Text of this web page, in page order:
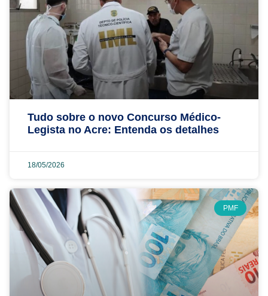
Tudo sobre o novo Concurso Médico-
Legista no Acre: Entenda os detalhes
18/05/2026
PMF